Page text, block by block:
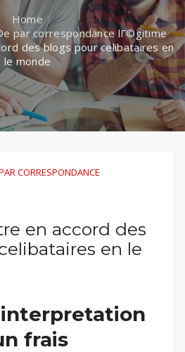
par correspondance lГ©gitime
des blogs pour celibataires en
le monde
CORRESPONDANCE
en accord des
en le
frais